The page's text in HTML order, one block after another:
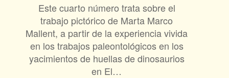
Este cuarto número trata sobre el
trabajo pictórico de Marta Marco
Mallent, a partir de la experiencia vivida
en los trabajos paleontológicos en los
yacimientos de huellas de dinosaurios
en El…